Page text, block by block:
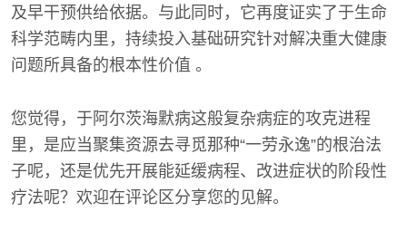
及早干预供给依据。与此同时，它再度证实了于生命
科学范畴内里，持续投入基础研究针对解决重大健康
问题所具备的根本性价值 。
您觉得，于阿尔茨海默病这般复杂病症的攻克进程
里，是应当聚集资源去寻觅那种“一劳永逸”的根治法
子呢，还是优先开展能延缓病程、改进症状的阶段性
疗法呢？欢迎在评论区分享您的见解。